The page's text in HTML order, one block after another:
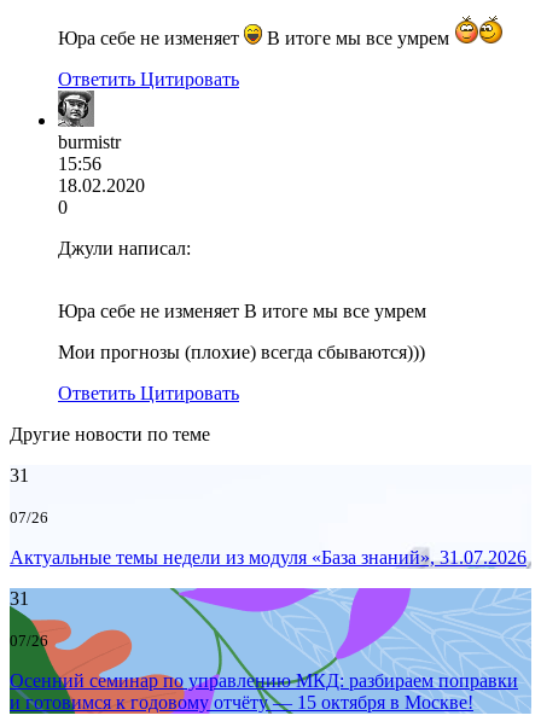
Юра себе не изменяет
В итоге мы все умрем
Ответить Цитировать
burmistr
15:56
18.02.2020
0
Джули написал:
Юра себе не изменяет В итоге мы все умрем
Мои прогнозы (плохие) всегда сбываются)))
Ответить Цитировать
Другие новости по теме
31
07/26
Актуальные темы недели из модуля «База знаний», 31.07.2026
31
07/26
Осенний семинар по управлению МКД: разбираем поправки
и готовимся к годовому отчёту — 15 октября в Москве!